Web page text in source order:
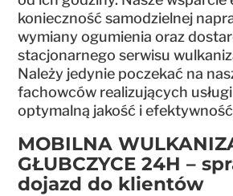
konieczność samodzielnej
wymiany ogumienia oraz
stacjonarnego serwisu
Należy jedynie poczekać na
fachowców realizujących
optymalną jakość i
MOBILNA
GŁUBCZYCE 24H –
dojazd do klientów